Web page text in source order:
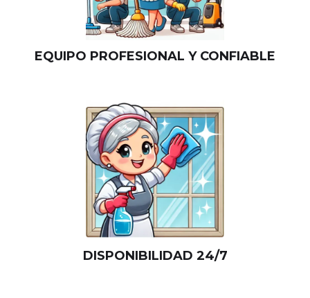
EQUIPO PROFESIONAL Y CONFIABLE
DISPONIBILIDAD 24/7